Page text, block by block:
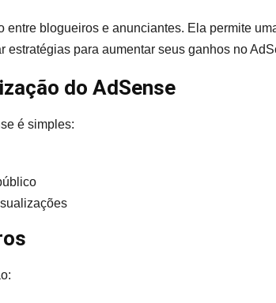
entre blogueiros e anunciantes. Ela permite
estratégias para aumentar seus ganhos no
do AdSense
é simples: